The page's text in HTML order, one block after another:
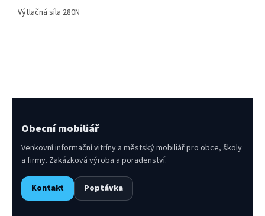
Výtlačná síla 280N
Obecní mobiliář
Venkovní informační vitríny a městský mobiliář pro obce, školy
a firmy. Zakázková výroba a poradenství.
Kontakt Poptávka